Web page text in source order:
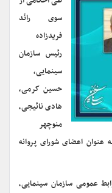
سوی رائد
فریدزاده
رئیس سازمان
سینمایی،
حسین کرمی،
هادی نائیجی،
منوچهر
اعضای شورای پروانه
عمومی سازمان سینمایی،